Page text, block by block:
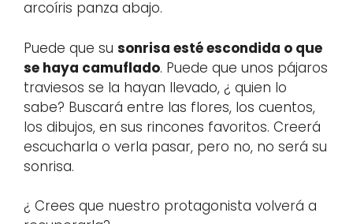
arcoíris panza abajo.
Puede que su sonrisa esté escondida o que
se haya camuflado. Puede que unos pájaros
traviesos se la hayan llevado, ¿ quien lo
sabe? Buscará entre las flores, los cuentos,
los dibujos, en sus rincones favoritos. Creerá
escucharla o verla pasar, pero no, no será su
sonrisa.
¿ Crees que nuestro protagonista volverá a